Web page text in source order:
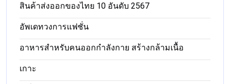
สินค้าส่งออกของไทย 10 อันดับ 2567
อัพเดทวงการแฟชั่น
อาหารสําหรับคนออกกําลังกาย สร้างกล้ามเนื้อ
เกาะ